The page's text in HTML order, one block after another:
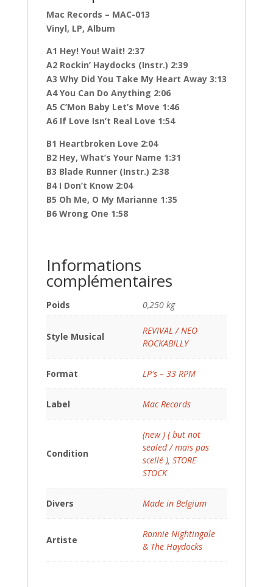
Mac Records ‎– MAC-013
Vinyl, LP, Album
A1 Hey! You! Wait! 2:37
A2 Rockin’ Haydocks (Instr.) 2:39
A3 Why Did You Take My Heart Away 3:13
A4 You Can Do Anything 2:06
A5 C’Mon Baby Let’s Move 1:46
A6 If Love Isn’t Real Love 1:54
B1 Heartbroken Love 2:04
B2 Hey, What’s Your Name 1:31
B3 Blade Runner (Instr.) 2:38
B4 I Don’t Know 2:04
B5 Oh Me, O My Marianne 1:35
B6 Wrong One 1:58
Informations
complémentaires
Poids 0,250 kg
Style Musical
REVIVAL / NEO
ROCKABILLY
Format LP's – 33 RPM
Label Mac Records
Condition
(new ) ( but not
sealed / mais pas
scellé ), STORE
STOCK
Divers Made in Belgium
Artiste
Ronnie Nightingale
& The Haydocks